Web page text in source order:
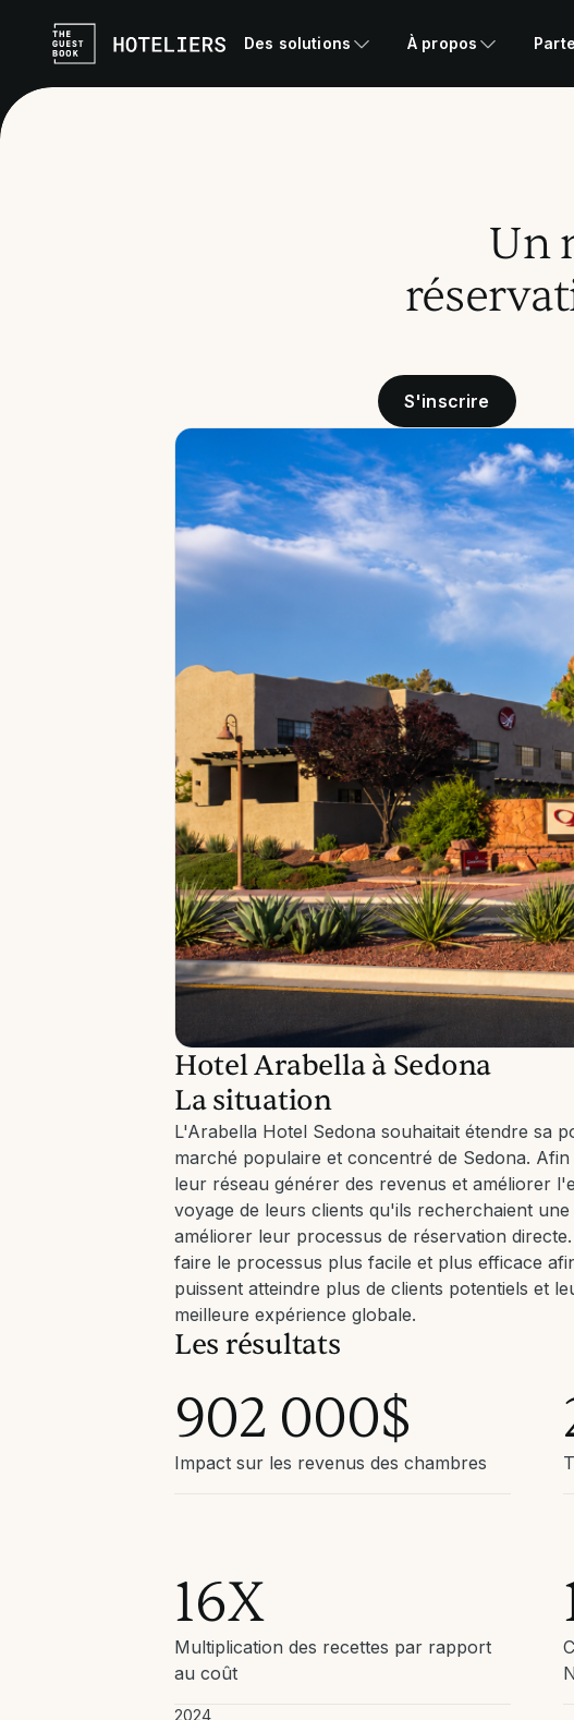
Des solutions À propos
Un
S'inscrire
Hotel Arabella à Sedona
La situation
L'Arabella Hotel Sedona souhaitait étendre sa
marché populaire et concentré de Sedona.
leur réseau générer des revenus et améliorer
voyage de leurs clients qu'ils recherchaient
améliorer leur processus de réservation
faire le processus plus facile et plus efficace
puissent atteindre plus de clients potentiels et
meilleure expérience globale.
Les résultats
902 000$
Impact sur les revenus des chambres
16X
Multiplication des recettes par rapport
au coût
2024